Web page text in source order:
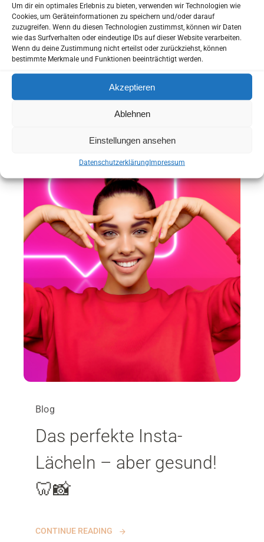
Um dir ein optimales Erlebnis zu bieten, verwenden wir Technologien wie
Cookies, um Geräteinformationen zu speichern und/oder darauf
zuzugreifen. Wenn du diesen Technologien zustimmst, können wir Daten
wie das Surfverhalten oder eindeutige IDs auf dieser Website verarbeiten.
Wenn du deine Zustimmung nicht erteilst oder zurückziehst, können
bestimmte Merkmale und Funktionen beeinträchtigt werden.
Akzeptieren
Ablehnen
Einstellungen ansehen
DatenschutzerklärungImpressum
Blog
Das perfekte Insta-
Lächeln – aber gesund!
🦷📸
CONTINUE READING
bevor Sie zu uns in die Praxis kommen.
Sie haben die Möglichkeit Ihren Anamnesebogen zu
Hause in Ruhe auszufüllen.
So können wir schon bei Ihrem ersten Besuch auf Ihre
individuellen Wünsche und Bedürfnisse eingehen.
Anamnesebogen
Online Termin
ONLINE TERMIN